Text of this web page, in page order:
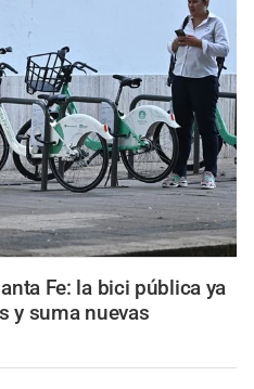
Fe: la bici pública ya
y suma nuevas